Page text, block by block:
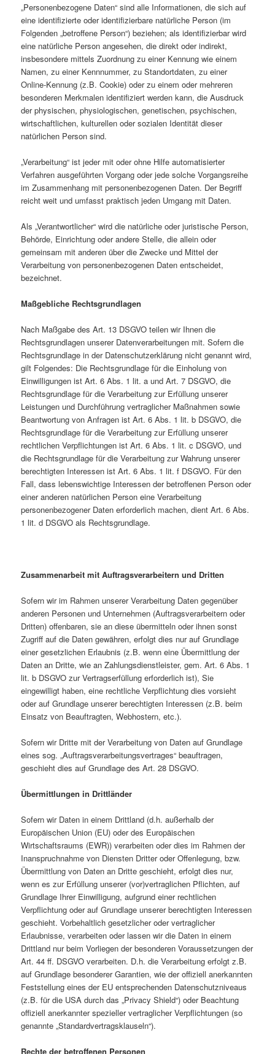
„Personenbezogene Daten“ sind alle Informationen, die sich auf
eine identifizierte oder identifizierbare natürliche Person (im
Folgenden „betroffene Person“) beziehen; als identifizierbar wird
eine natürliche Person angesehen, die direkt oder indirekt,
insbesondere mittels Zuordnung zu einer Kennung wie einem
Namen, zu einer Kennnummer, zu Standortdaten, zu einer
Online-Kennung (z.B. Cookie) oder zu einem oder mehreren
besonderen Merkmalen identifiziert werden kann, die Ausdruck
der physischen, physiologischen, genetischen, psychischen,
wirtschaftlichen, kulturellen oder sozialen Identität dieser
natürlichen Person sind.
„Verarbeitung“ ist jeder mit oder ohne Hilfe automatisierter
Verfahren ausgeführten Vorgang oder jede solche Vorgangsreihe
im Zusammenhang mit personenbezogenen Daten. Der Begriff
reicht weit und umfasst praktisch jeden Umgang mit Daten.
Als „Verantwortlicher“ wird die natürliche oder juristische Person,
Behörde, Einrichtung oder andere Stelle, die allein oder
gemeinsam mit anderen über die Zwecke und Mittel der
Verarbeitung von personenbezogenen Daten entscheidet,
bezeichnet.
Maßgebliche Rechtsgrundlagen
Nach Maßgabe des Art. 13 DSGVO teilen wir Ihnen die
Rechtsgrundlagen unserer Datenverarbeitungen mit. Sofern die
Rechtsgrundlage in der Datenschutzerklärung nicht genannt wird,
gilt Folgendes: Die Rechtsgrundlage für die Einholung von
Einwilligungen ist Art. 6 Abs. 1 lit. a und Art. 7 DSGVO, die
Rechtsgrundlage für die Verarbeitung zur Erfüllung unserer
Leistungen und Durchführung vertraglicher Maßnahmen sowie
Beantwortung von Anfragen ist Art. 6 Abs. 1 lit. b DSGVO, die
Rechtsgrundlage für die Verarbeitung zur Erfüllung unserer
rechtlichen Verpflichtungen ist Art. 6 Abs. 1 lit. c DSGVO, und
die Rechtsgrundlage für die Verarbeitung zur Wahrung unserer
berechtigten Interessen ist Art. 6 Abs. 1 lit. f DSGVO. Für den
Fall, dass lebenswichtige Interessen der betroffenen Person oder
einer anderen natürlichen Person eine Verarbeitung
personenbezogener Daten erforderlich machen, dient Art. 6 Abs.
1 lit. d DSGVO als Rechtsgrundlage.
Zusammenarbeit mit Auftragsverarbeitern und Dritten
Sofern wir im Rahmen unserer Verarbeitung Daten gegenüber
anderen Personen und Unternehmen (Auftragsverarbeitern oder
Dritten) offenbaren, sie an diese übermitteln oder ihnen sonst
Zugriff auf die Daten gewähren, erfolgt dies nur auf Grundlage
einer gesetzlichen Erlaubnis (z.B. wenn eine Übermittlung der
Daten an Dritte, wie an Zahlungsdienstleister, gem. Art. 6 Abs. 1
lit. b DSGVO zur Vertragserfüllung erforderlich ist), Sie
eingewilligt haben, eine rechtliche Verpflichtung dies vorsieht
oder auf Grundlage unserer berechtigten Interessen (z.B. beim
Einsatz von Beauftragten, Webhostern, etc.).
Sofern wir Dritte mit der Verarbeitung von Daten auf Grundlage
eines sog. „Auftragsverarbeitungsvertrages“ beauftragen,
geschieht dies auf Grundlage des Art. 28 DSGVO.
Übermittlungen in Drittländer
Sofern wir Daten in einem Drittland (d.h. außerhalb der
Europäischen Union (EU) oder des Europäischen
Wirtschaftsraums (EWR)) verarbeiten oder dies im Rahmen der
Inanspruchnahme von Diensten Dritter oder Offenlegung, bzw.
Übermittlung von Daten an Dritte geschieht, erfolgt dies nur,
wenn es zur Erfüllung unserer (vor)vertraglichen Pflichten, auf
Grundlage Ihrer Einwilligung, aufgrund einer rechtlichen
Verpflichtung oder auf Grundlage unserer berechtigten Interessen
geschieht. Vorbehaltlich gesetzlicher oder vertraglicher
Erlaubnisse, verarbeiten oder lassen wir die Daten in einem
Drittland nur beim Vorliegen der besonderen Voraussetzungen der
Art. 44 ff. DSGVO verarbeiten. D.h. die Verarbeitung erfolgt z.B.
auf Grundlage besonderer Garantien, wie der offiziell anerkannten
Feststellung eines der EU entsprechenden Datenschutzniveaus
(z.B. für die USA durch das „Privacy Shield“) oder Beachtung
offiziell anerkannter spezieller vertraglicher Verpflichtungen (so
genannte „Standardvertragsklauseln“).
Rechte der betroffenen Personen